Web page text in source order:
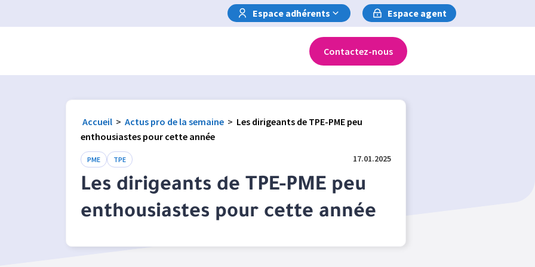
Espace adhérents
Espace agent
Contactez-nous
Accueil > Actus pro de la semaine > Les dirigeants de TPE-PME peu
enthousiastes pour cette année
PME TPE 17.01.2025
Les dirigeants de TPE-PME peu
enthousiastes pour cette année